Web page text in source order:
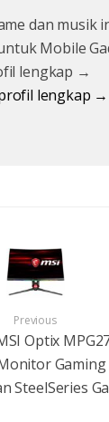
dan musik
Mobile
lengkap →
lengkap →
Previous
Optix
SteelSeries